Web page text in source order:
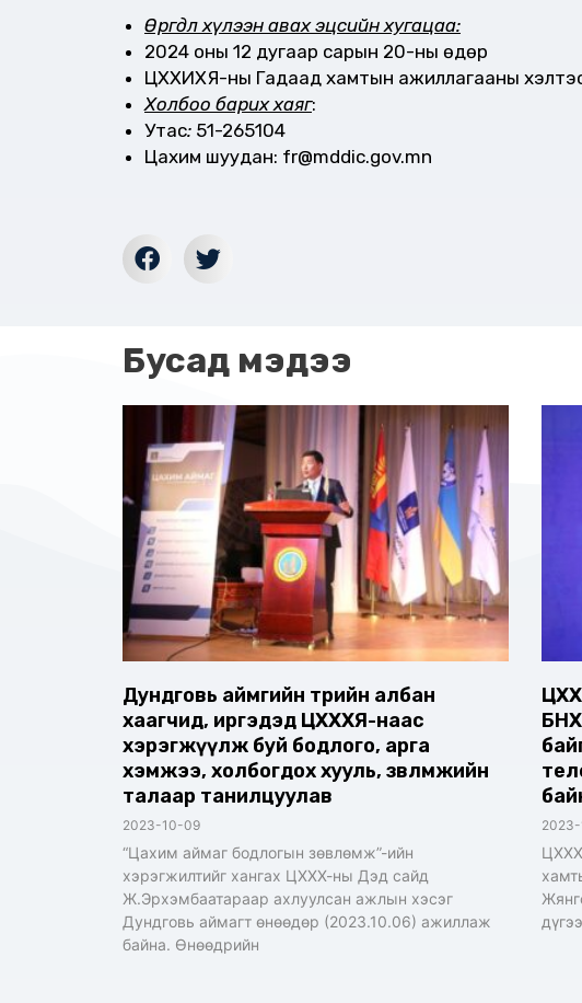
Өргөдөл хүлээн авах эцсийн хугацаа:
2024 оны 12 дугаар сарын 20-ны өдөр
ЦХХИХЯ-ны Гадаад хамтын ажиллагааны
Холбоо барих хаяг:
Утас: 51-265104
Цахим шуудан: fr@mddic.gov.mn
Бусад мэдээ
Дундговь аймгийн төрийн албан
хаагчид, иргэдэд ЦХХХЯ-наас
хэрэгжүүлж буй бодлого, арга
хэмжээ, холбогдох хууль, зөвлөмжийн
талаар танилцуулав
2023-10-09
“Цахим аймаг бодлогын зөвлөмж”-ийн
хэрэгжилтийг хангах ЦХХХ-ны Дэд сайд
Ж.Эрхэмбаатараар ахлуулсан ажлын хэсэг
Дундговь аймагт өнөөдөр (2023.10.06) ажиллаж
байна. Өнөөдрийн